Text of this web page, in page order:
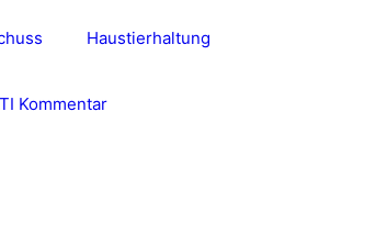
Haustierhaltung
Kommentar